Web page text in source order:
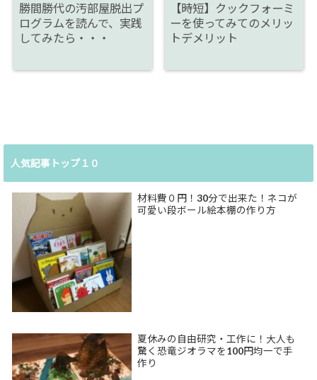
勝間勝代の汚部屋脱出プ
ログラムを読んで、実践
してみたら・・・
【時短】クックフォーミ
ーを使ってみてのメリッ
トデメリット
人気記事トップ１０
材料費０円！30分で出来た！ネコが
可愛い段ボール絵本棚の作り方
夏休みの自由研究・工作に！大人も
驚く恐竜ジオラマを100円均一で手
作り